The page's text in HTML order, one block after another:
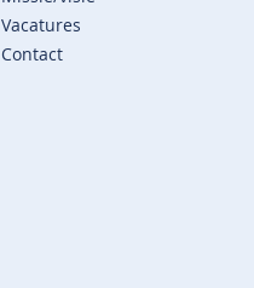
Vacatures
Contact